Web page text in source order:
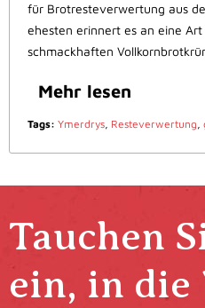
für Brotresteverwertung aus
ehesten erinnert es an eine
schmackhaften
Mehr lesen
Tags: Ymerdrys, Resteverwertung,
Tauchen
ein, in die